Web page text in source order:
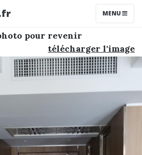
MENU
pour revenir
télécharger l'image